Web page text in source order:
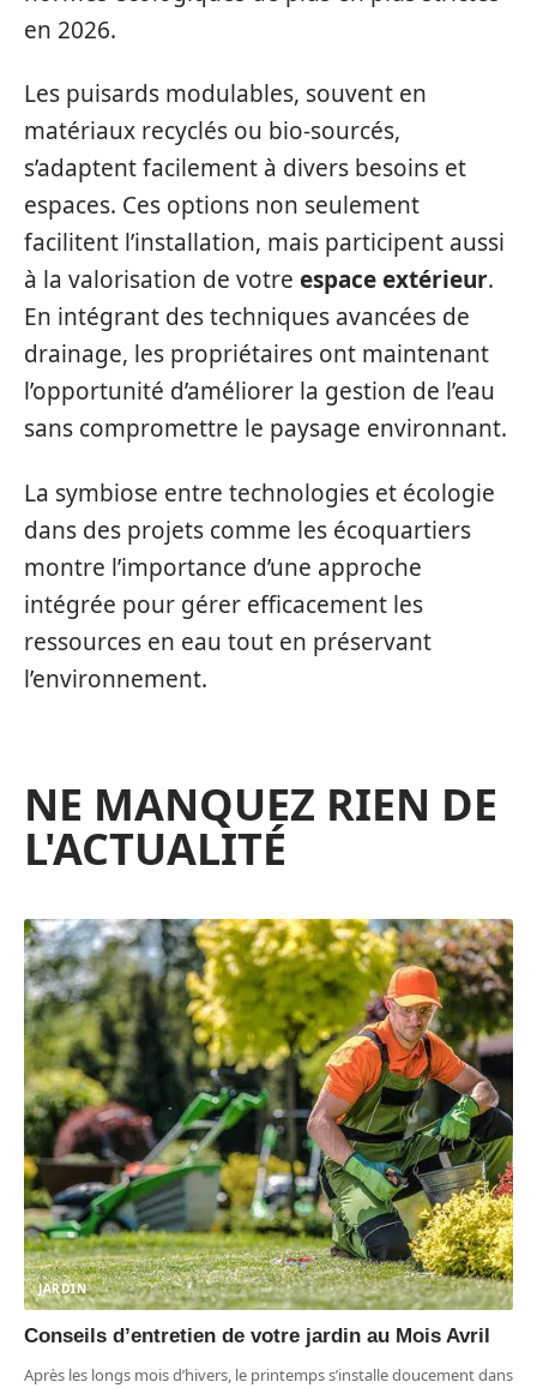
en 2026.
Les puisards modulables, souvent en
matériaux recyclés ou bio-sourcés,
s’adaptent facilement à divers besoins et
espaces. Ces options non seulement
facilitent l’installation, mais participent aussi
à la valorisation de votre espace extérieur.
En intégrant des techniques avancées de
drainage, les propriétaires ont maintenant
l’opportunité d’améliorer la gestion de l’eau
sans compromettre le paysage environnant.
La symbiose entre technologies et écologie
dans des projets comme les écoquartiers
montre l’importance d’une approche
intégrée pour gérer efficacement les
ressources en eau tout en préservant
l’environnement.
NE MANQUEZ RIEN DE
L'ACTUALITÉ
JARDIN
Conseils d’entretien de votre jardin au Mois Avril
Après les longs mois d’hivers, le printemps s’installe doucement dans